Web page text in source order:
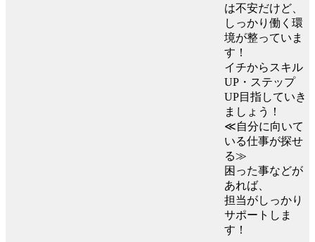
は不安だけど、
しっかり働く環
境が整っていま
す！
イチからスキル
UP・ステップ
UP目指していき
ましょう！
≪自分に向いて
いる仕事が探せ
る≫
困った事などが
あれば、
担当がしっかり
サポートしま
す！